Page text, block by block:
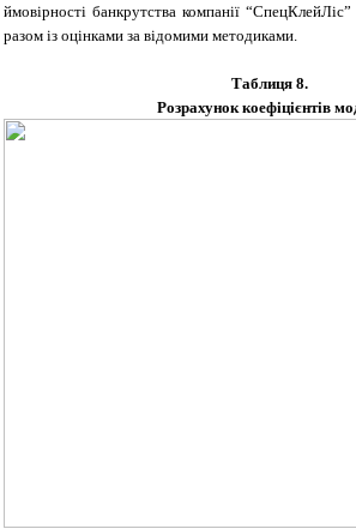
ймовірності банкрутства компанії
разом із оцінками за відомими методиками.
Таблиця 8.
Розрахунок коефіцієнтів